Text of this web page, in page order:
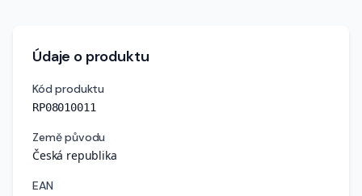
Údaje o produktu
Kód produktu
RP08010011
Země původu
Česká republika
EAN